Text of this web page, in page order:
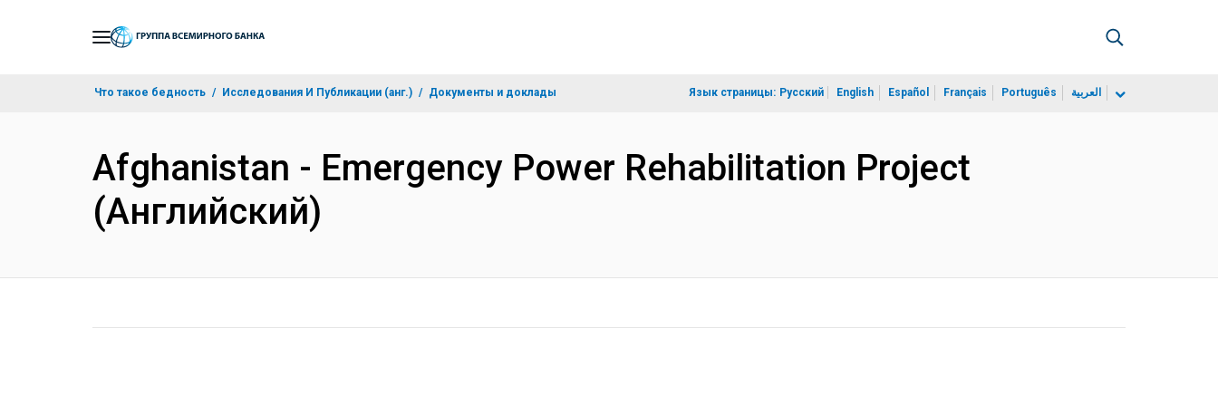
Что такое бедность Исследования И Публикации (анг.) Документы и доклады Язык страницы: Русский English Español Français Português العربية
Afghanistan - Emergency Power Rehabilitation Project
(Английский)